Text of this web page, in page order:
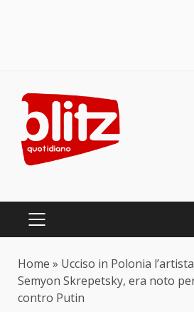
content
PRIMARY
Home » Ucciso in Polonia
Semyon Skrepetsky, era noto
contro Putin